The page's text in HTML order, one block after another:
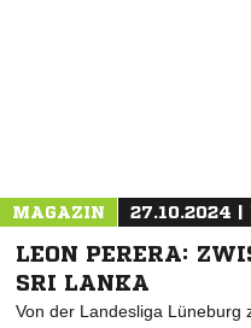
MAGAZIN 27.10.2024 |
LEON PERERA:
SRI LANKA
Von der Landesliga Lüneburg